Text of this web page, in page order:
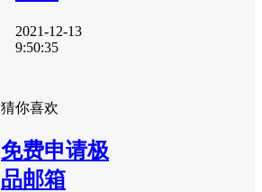
2021-12-13
9:50:35
猜你喜欢
免费申请极
品邮箱